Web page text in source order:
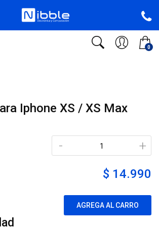
0
Iphone XS / XS Max
+
-
$ 14.990
AGREGA AL CARRO